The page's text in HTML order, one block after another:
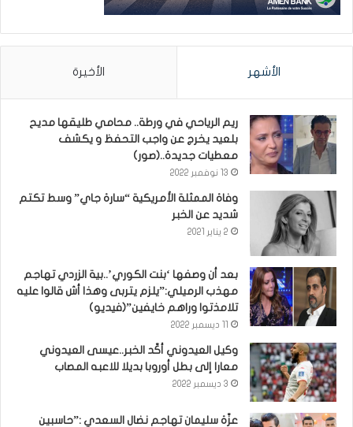
الأشهر الأخيرة
ريم الرياحي في ورطة.. محامي طليقها مديح
بلعيد يخرج عن واجب التحفظ و يكشف
معطيات جديدة..(صور)
13 نوفمبر 2022
وفاة الممثلة الأمريكية “سارة جاي” وسط تكتم
شديد عن الخبر
2 يناير 2021
بعد أن وصفها ‘بنت الكوري’..بية الزردي تهاجم
مهذب الرميلي:”يلزم يتربى وهذا أش قالوا عليه
تلامذتوا وراهم خايفين”(فيديو)
وكيل العيدوني أكّد الخبر..عيسى العيدوني
معارا إلى بطل أوروبا بديلا للاعبه المصاب
3 ديسمبر 2022
عزّة سليمان تهاجم نضال السعدي :”حاسبين